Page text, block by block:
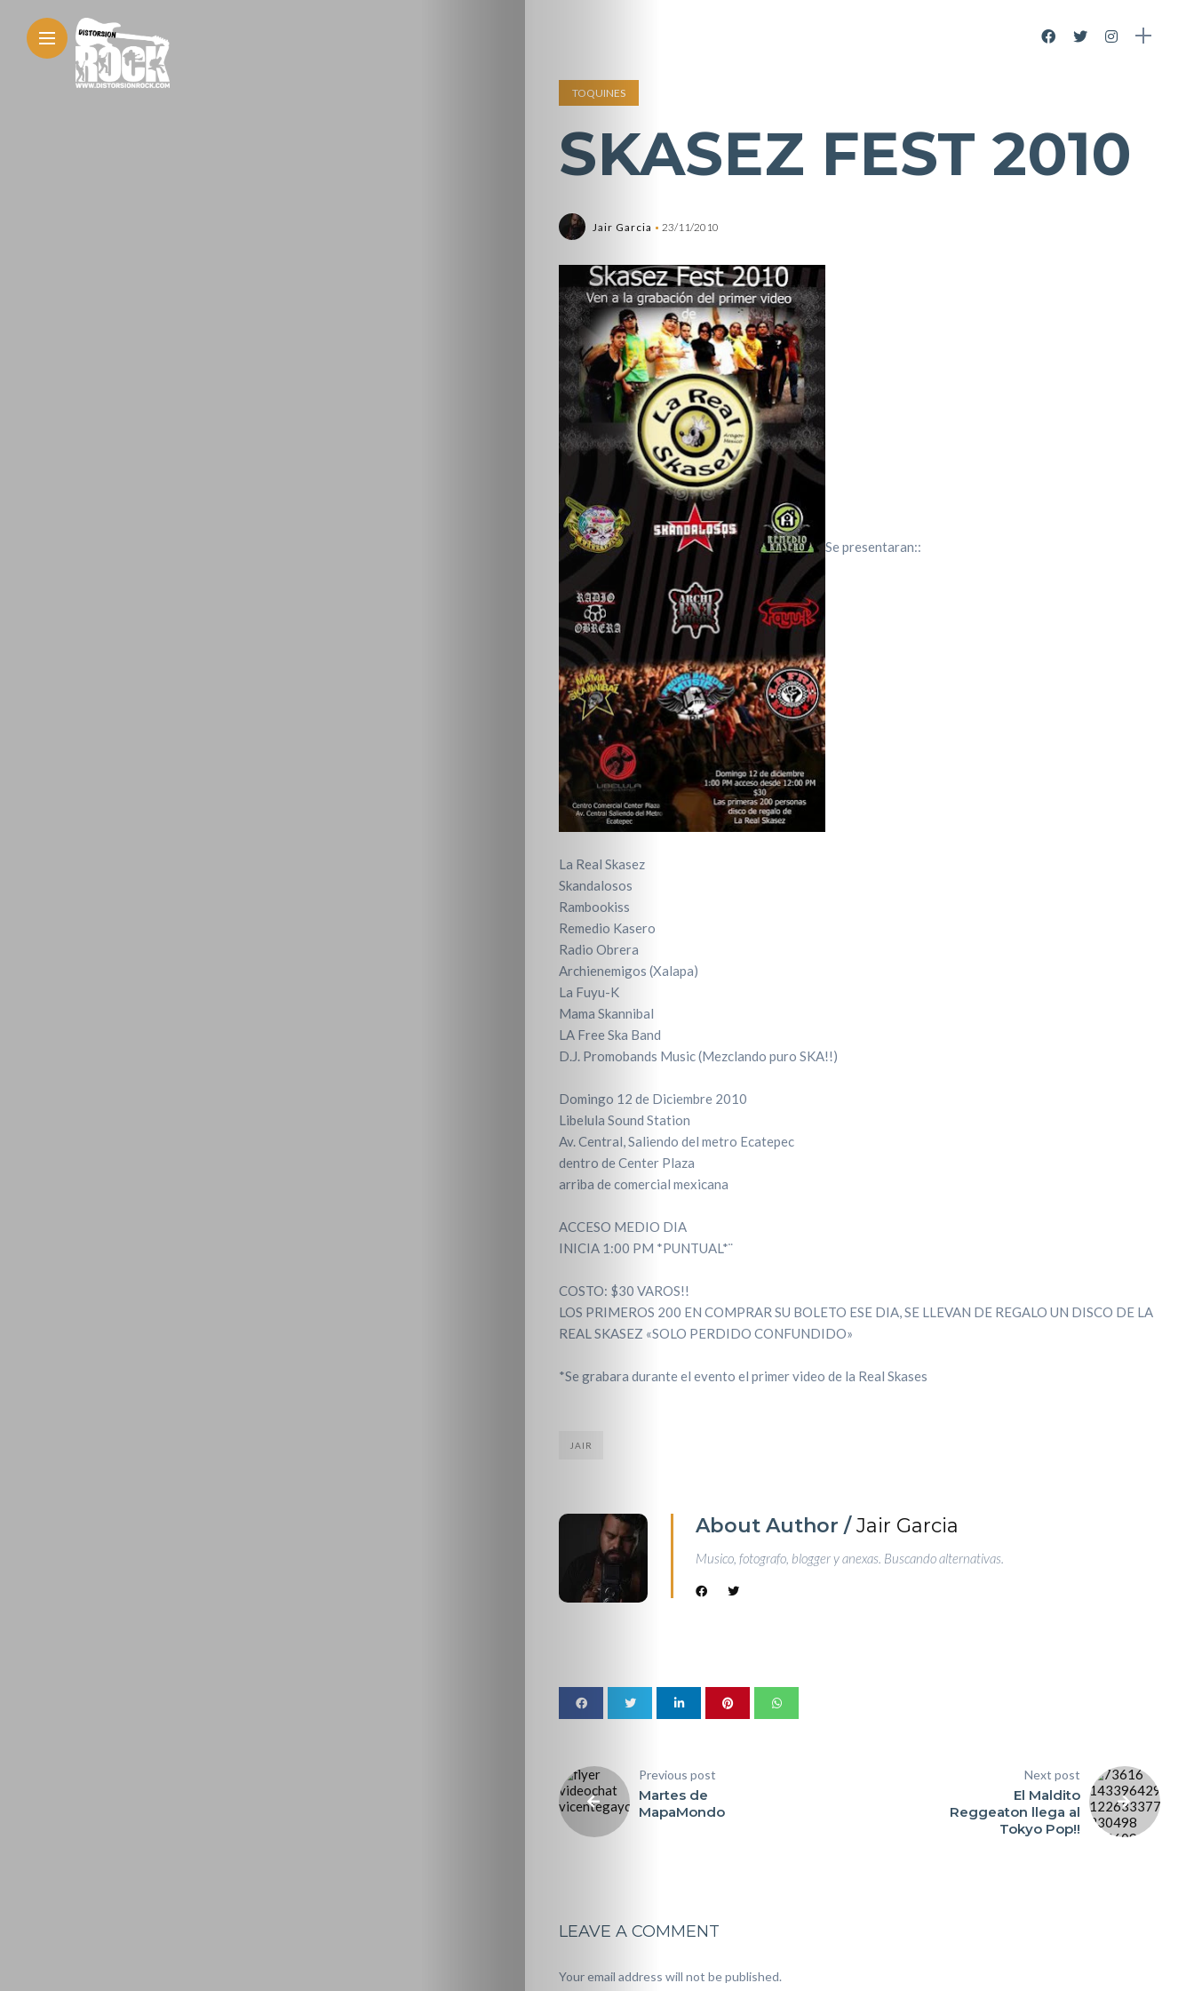
TOQUINES
SKASEZ FEST 2010
Jair Garcia 23/11/2010
Se presentaran::
La Real Skasez
Skandalosos
Rambookiss
Remedio Kasero
Radio Obrera
Archienemigos (Xalapa)
La Fuyu-K
Mama Skannibal
LA Free Ska Band
D.J. Promobands Music (Mezclando puro SKA!!)
Domingo 12 de Diciembre 2010
Libelula Sound Station
Av. Central, Saliendo del metro Ecatepec
dentro de Center Plaza
arriba de comercial mexicana
ACCESO MEDIO DIA
INICIA 1:00 PM *PUNTUAL*¨
COSTO: $30 VAROS!!
LOS PRIMEROS 200 EN COMPRAR SU BOLETO ESE DIA, SE LLEVAN DE REGALO UN DISCO DE LA
REAL SKASEZ «SOLO PERDIDO CONFUNDIDO»
*Se grabara durante el evento el primer video de la Real Skases
JAIR
About Author /Jair Garcia
Musico, fotografo, blogger y anexas. Buscando alternativas.
Previous post
Martes de
MapaMondo
Next post
El Maldito
Reggeaton llega al
Tokyo Pop!!
LEAVE A COMMENT
Your email address will not be published.